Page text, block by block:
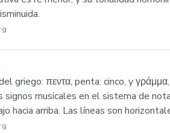
griego: πεντα, penta: cinco, y
musicales en el sistema de
hacia arriba. Las líneas son